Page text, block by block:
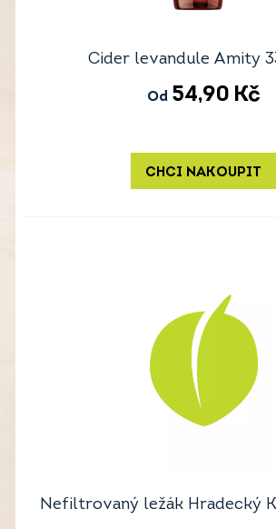
Cider levandule Amity
Od 54,90 Kč
CHCI NAKOUPIT
Nefiltrovaný ležák Hradecký